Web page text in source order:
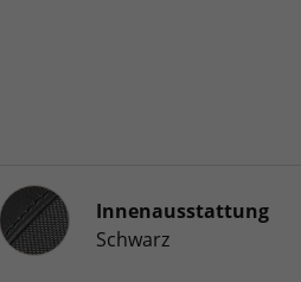
InnenausstattungInnenausstattung
Schwarz